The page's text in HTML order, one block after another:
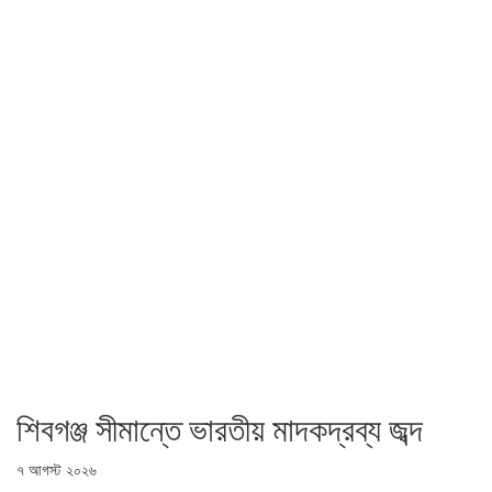
শিবগঞ্জ সীমান্তে ভারতীয় মাদকদ্রব্য জব্দ
৭ আগস্ট ২০২৬